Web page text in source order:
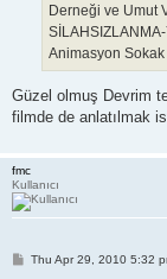
Derneği ve Umut
Animasyon Sokak
Güzel olmuş Devrim
filmde de anlatılmak
fmc
Kullanıcı
PThu Apr 29, 2010 5:32